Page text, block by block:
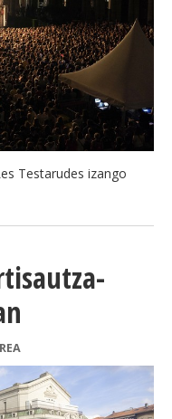
Testarudes izango